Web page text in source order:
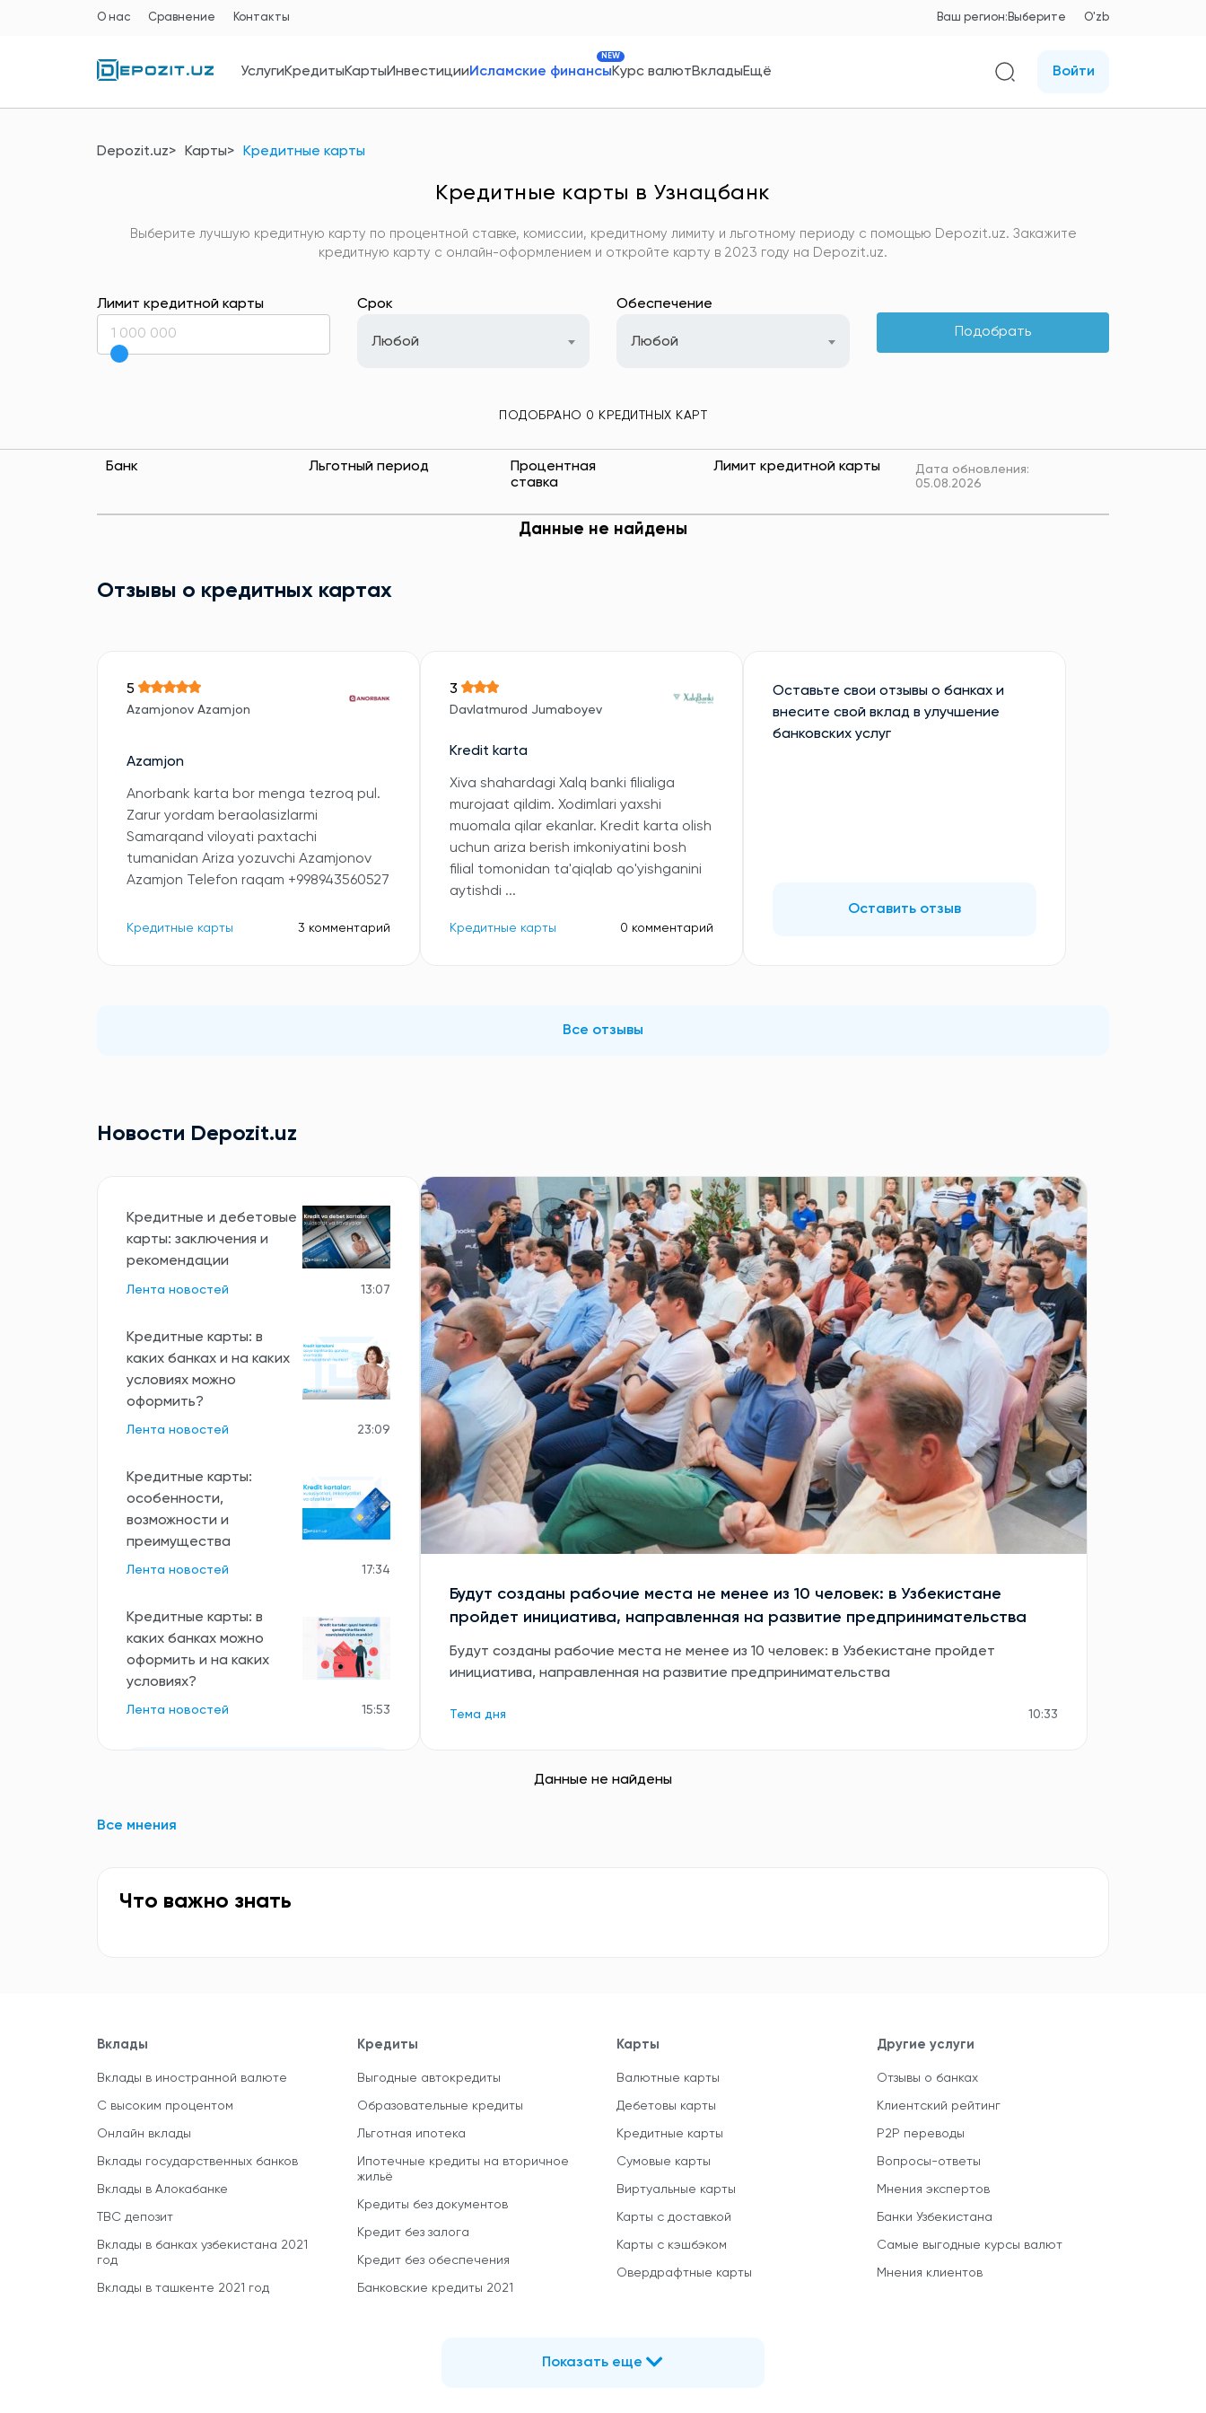
О нас Сравнение Контакты Ваш регион: Выберите O'zb
УслугиКредитыКартыИнвестицииИсламские финансы
NEW
Курс валютВкладыЕщё Войти
Depozit.uz Карты Кредитные карты
Кредитные карты в Узнацбанк
Выберите лучшую кредитную карту по процентной ставке, комиссии, кредитному лимиту и льготному периоду с помощью Depozit.uz. Закажите
кредитную карту с онлайн-оформлением и откройте карту в 2023 году на Depozit.uz.
Лимит кредитной карты Срок
Любой
Обеспечение
Любой
Подобрать
ПОДОБРАНО 0 КРЕДИТНЫХ КАРТ
Банк Льготный период
Процентная
ставка
Лимит кредитной карты
Дата обновления:
05.08.2026
Данные не найдены
Отзывы о кредитных картах
5
Azamjonov Azamjon
Azamjon
Anorbank karta bor menga tezroq pul.
Zarur yordam beraolasizlarmi
Samarqand viloyati paxtachi
tumanidan Ariza yozuvchi Azamjonov
Azamjon Telefon raqam +998943560527
Кредитные карты 3 комментарий
3
Davlatmurod Jumaboyev
Kredit karta
Xiva shahardagi Xalq banki filialiga
murojaat qildim. Xodimlari yaxshi
muomala qilar ekanlar. Kredit karta olish
uchun ariza berish imkoniyatini bosh
filial tomonidan ta'qiqlab qo'yishganini
aytishdi ...
Кредитные карты 0 комментарий
Оставьте свои отзывы о банках и
внесите свой вклад в улучшение
банковских услуг
Оставить отзыв
Все отзывы
Новости Depozit.uz
Кредитные и дебетовые
карты: заключения и
рекомендации
Лента новостей 13:07
Кредитные карты: в
каких банках и на каких
условиях можно
оформить?
Лента новостей 23:09
Кредитные карты:
особенности,
возможности и
преимущества
Лента новостей 17:34
Кредитные карты: в
каких банках можно
оформить и на каких
условиях?
Лента новостей 15:53
Будут созданы рабочие места не менее из 10 человек: в Узбекистане
пройдет инициатива, направленная на развитие предпринимательства
Будут созданы рабочие места не менее из 10 человек: в Узбекистане пройдет
инициатива, направленная на развитие предпринимательства
Тема дня 10:33
Данные не найдены
Все мнения
Что важно знать
Вклады
Вклады в иностранной валюте
С высоким процентом
Онлайн вклады
Вклады государственных банков
Вклады в Алокабанке
TBC депозит
Вклады в банках узбекистана 2021
год
Вклады в ташкенте 2021 год
Кредиты
Выгодные автокредиты
Образовательные кредиты
Льготная ипотека
Ипотечные кредиты на вторичное
жильё
Кредиты без документов
Кредит без залога
Кредит без обеспечения
Банковские кредиты 2021
Карты
Валютные карты
Дебетовы карты
Кредитные карты
Сумовые карты
Виртуальные карты
Карты с доставкой
Карты с кэшбэком
Овердрафтные карты
Другие услуги
Отзывы о банках
Клиентский рейтинг
P2P переводы
Вопросы-ответы
Мнения экспертов
Банки Узбекистана
Самые выгодные курсы валют
Мнения клиентов
Показать еще